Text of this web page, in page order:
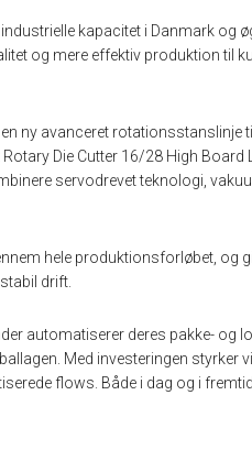
kapacitet i Danmark og
og mere effektiv produktion til
ny avanceret rotationsstanslinje
Die Cutter 16/28 High
servodrevet teknologi,
hele produktionsforløbet, og
drift.
automatiserer deres pakke- og
Med investeringen styrker
flows. Både i dag og i